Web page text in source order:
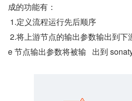
成的功能有：
1.定义流程运行先后顺序
2.将上游节点的输出参数输出到下
e 节点输出参数将被输   出到